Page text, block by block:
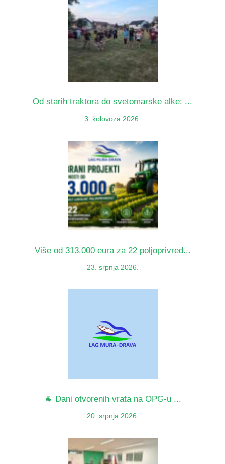
Od starih traktora do svetomarske alke: ...
3. kolovoza 2026.
Više od 313.000 eura za 22 poljoprivred...
23. srpnja 2026.
🐐 Dani otvorenih vrata na OPG-u ...
20. srpnja 2026.